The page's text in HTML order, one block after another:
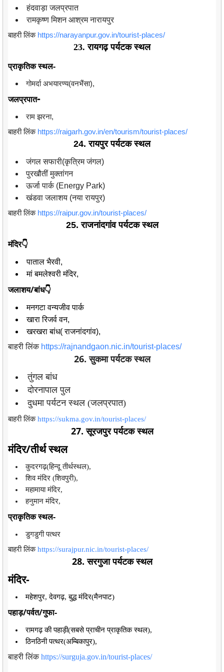
हंदवाड़ा जलप्रपात
रामकृष्ण मिशन आश्रम नारायपुर
बाहरी लिंक https://narayanpur.gov.in/tourist-places/
23. रायगढ़ पर्यटक स्थल
प्राकृतिक स्थल-
गोमर्दा अभयारण्य(वनभैंसा),
जलप्रपात-
राम झरना,
बाहरी लिंक https://raigarh.gov.in/en/tourism/tourist-places/
24. रायपुर पर्यटक स्थल
जंगल सफारी(कृत्रिम जंगल)
पुरखौतीं मुक्तांगन
ऊर्जा पार्क (Energy Park)
खंडवा जलाशय (नया रायपुर)
बाहरी लिंक https://raipur.gov.in/tourist-places/
25. राजनांदगांव पर्यटक स्थल
मंदिर👇
पाताल भैरवी,
मां बमलेश्वरी मंदिर,
जलाशय/बांध👇
मनगटा वन्यजीव पार्क
खारा रिजर्व वन,
खरखरा बांध( राजनांदगांव),
बाहरी लिंक https://rajnandgaon.nic.in/tourist-places/
26. सुकमा पर्यटक स्थल
तुंगल बांध
दोरनापाल पुल
दुधमा पर्यटन स्थल (जलप्रपात)
बाहरी लिंकhttps://sukma.gov.in/tourist-places/
27. सूरजपुर पर्यटक स्थल
मंदिर/तीर्थ स्थल
कुदरगढ़(हिन्दू तीर्थस्थल),
शिव मंदिर (शिवपुरी),
महामाया मंदिर,
हनुमान मंदिर,
प्राकृतिक स्थल-
डुगडुगी पत्थर
बाहरी लिंकhttps://surajpur.nic.in/tourist-places/
28. सरगुजा पर्यटक स्थल
मंदिर-
महेशपुर, देवगढ़, बुद्ध मंदिर(मैनपाट)
पहाड़/पर्वत/गुफा-
रामगढ़ की पहाड़ी(सबसे प्राचीन प्राकृतिक स्थल),
ठिनठिनी पत्थर(अम्बिकापुर),
बाहरी लिंकhttps://surguja.gov.in/tourist-places/